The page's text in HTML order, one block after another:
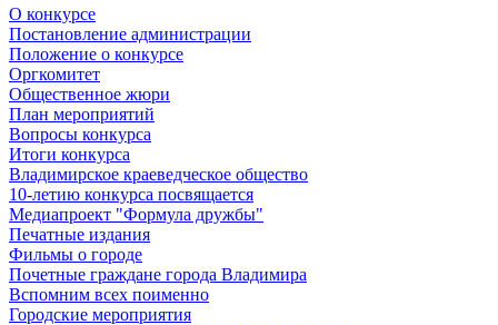
О конкурсе
Постановление администрации
Положение о конкурсе
Оргкомитет
Общественное жюри
План мероприятий
Вопросы конкурса
Итоги конкурса
Владимирское краеведческое общество
10-летию конкурса посвящается
Медиапроект "Формула дружбы"
Печатные издания
Фильмы о городе
Почетные граждане города Владимира
Вспомним всех поименно
Городские мероприятия